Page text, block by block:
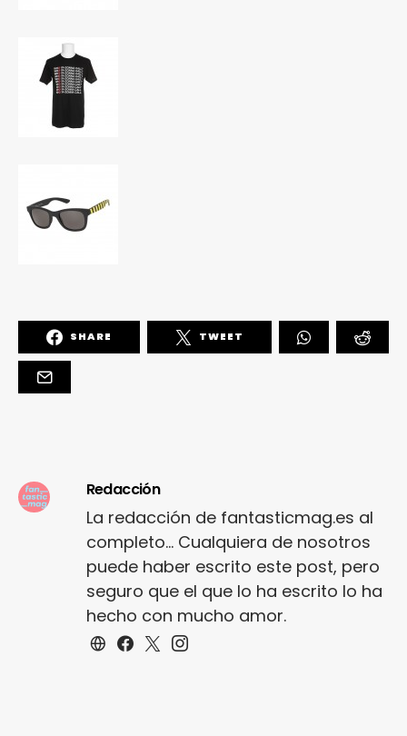
SHARE TWEET
Redacción
La redacción de fantasticmag.es al
completo... Cualquiera de nosotros
puede haber escrito este post, pero
seguro que el que lo ha escrito lo ha
hecho con mucho amor.